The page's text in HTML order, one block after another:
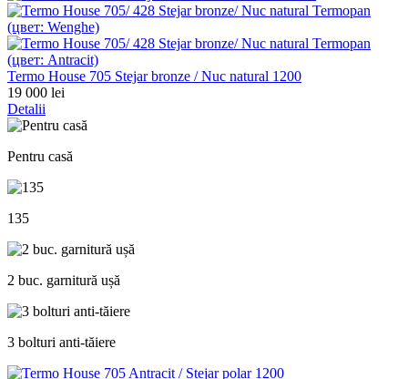
Termo House 705 Stejar bronze / Nuc natural 1200
19 000 lei
Detalii
Pentru casă
135
2 buc. garnitură ușă
3 bolturi anti-tăiere